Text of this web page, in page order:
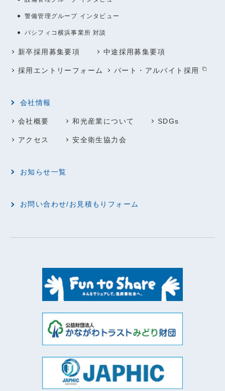
警備管理グループ インタビュー
パシフィコ横浜事業所 対談
新卒採用募集要項 中途採用募集要項
採用エントリーフォーム パート・アルバイト採用
会社情報
会社概要 和光産業について SDGs
アクセス 安全衛生協力会
お知らせ一覧
お問い合わせ/お見積もりフォーム